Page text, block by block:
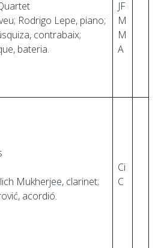
Rodrigo Lepe, piano;
contrabaix;
bateria.
JF
M
M
A
Mukherjee, clarinet;
acordió.
Ci
C